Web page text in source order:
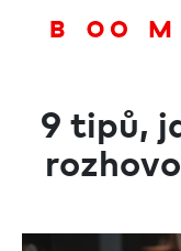
9 tipů,